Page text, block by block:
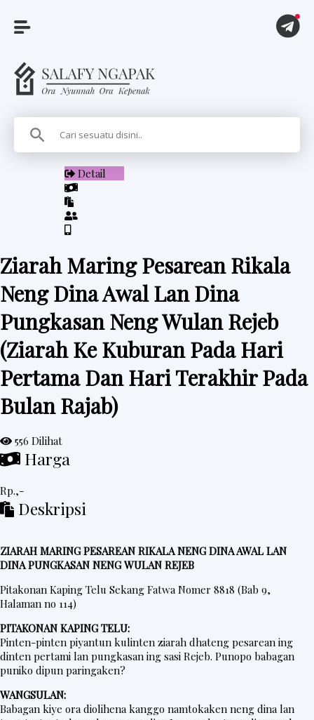
P
i
e
d
a
R
n
g
k
e
o
t
e
r
Detail
Ziarah Maring Pesarean Rikala
Neng Dina Awal Lan Dina
Pungkasan Neng Wulan Rejeb
(Ziarah Ke Kuburan Pada Hari
Pertama Dan Hari Terakhir Pada
Bulan Rajab)
556 Dilihat
Harga
Rp.,-
Deskripsi
ZIARAH MARING PESAREAN RIKALA NENG DINA AWAL LAN
DINA PUNGKASAN NENG WULAN REJEB
Pitakonan Kaping Telu Sekang Fatwa Nomer 8818 (Bab 9,
Halaman no 114)
PITAKONAN KAPING TELU:
Pinten-pinten piyantun kulinten ziarah dhateng pesarean ing
dinten pertami lan pungkasan ing sasi Rejeb. Punopo babagan
puniko dipun paringaken?
WANGSULAN:
Babagan kiye ora diolihena kanggo namtokaken neng dina lan